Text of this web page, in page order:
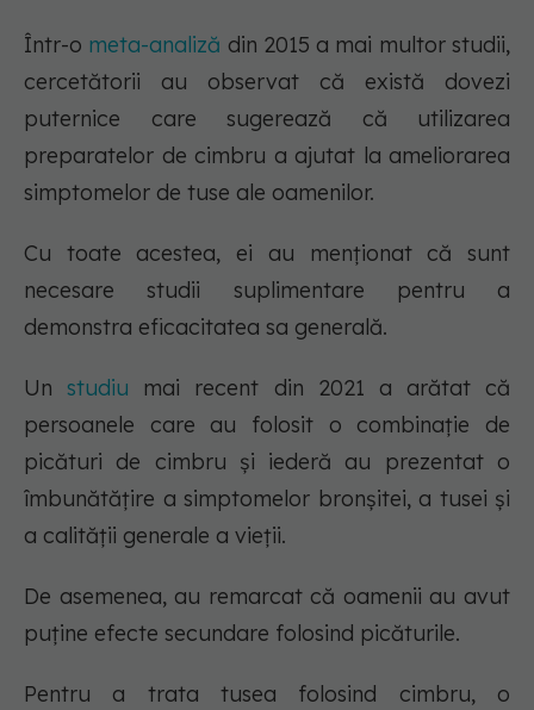
Într-o meta-analiză din 2015 a mai multor studii,
cercetătorii au observat că există dovezi
puternice care sugerează că utilizarea
preparatelor de cimbru a ajutat la ameliorarea
simptomelor de tuse ale oamenilor.
Cu toate acestea, ei au menționat că sunt
necesare studii suplimentare pentru a
demonstra eficacitatea sa generală.
Unstudiu mai recent din 2021 a arătat că
persoanele care au folosit o combinație de
picături de cimbru și iederă au prezentat o
îmbunătățire a simptomelor bronșitei, a tusei și
a calității generale a vieții.
De asemenea, au remarcat că oamenii au avut
puține efecte secundare folosind picăturile.
Pentru a trata tusea folosind cimbru, o